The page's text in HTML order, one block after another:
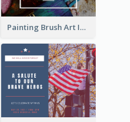
Painting Brush Art Inspirational quote Facebook Post